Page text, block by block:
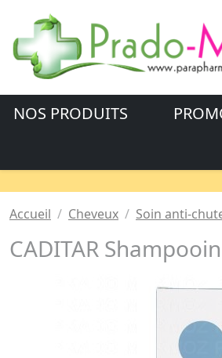
NOS PRODUITS
Accueil Cheveux Soin anti-
CADITAR